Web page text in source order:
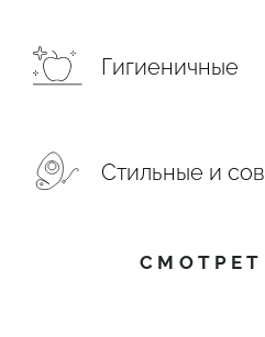
Гигиеничные
Стильные и